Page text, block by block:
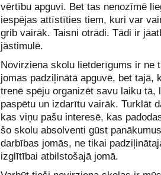
vērtību apguvi. Bet tas nenozīmē
iespējas attīstīties tiem, kuri var
grib vairāk. Taisni otrādi. Tādi ir
jāstimulē.
Novirziena skolu lietderīgums ir ne
jomas padziļinātā apguvē, bet tajā,
trenē spēju organizēt savu laiku tā,
paspētu un izdarītu vairāk. Turklāt
kas viņu pašu interesē, kas
šo skolu absolventi gūst
darbības jomās, ne tikai
izglītībai atbilstošajā jomā.